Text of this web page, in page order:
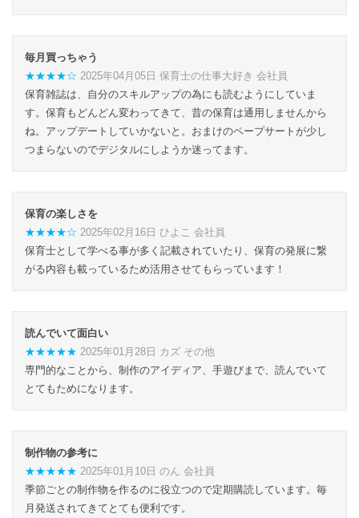
毎月買っちゃう
★★★★☆ 2025年04月05日 保育士の仕事大好き 会社員
保育雑誌は、自分のスキルアップの為にも読むようにしていま
す。保育もどんどん変わってきて、昔の保育は通用しませんから
ね。アップデートしていかないと。おまけのペープサートが少し
つまらないのでデジタルにしようか迷ってます。
保育の楽しさを
★★★★☆ 2025年02月16日 ひよこ 会社員
保育士として学べる事が多く記載されていたり、保育の発展に繋
がる内容も載っているため活用させてもらっています！
読んでいて面白い
★★★★★ 2025年01月28日 カズ その他
専門的なことから、制作のアイディア、手遊びまで、読んでいて
とてもためになります。
制作物の参考に
★★★★★ 2025年01月10日 のん 会社員
季節ごとの制作物を作るのに役立つので定期購読しています。毎
月発送されてきてとても便利です。